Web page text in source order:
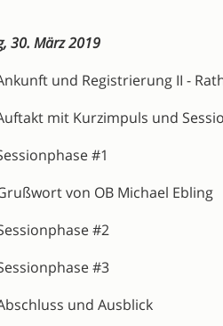
30. März 2019
und Registrierung II -
mit Kurzimpuls und
#1
von OB Michael Ebling
#2
#3
und Ausblick